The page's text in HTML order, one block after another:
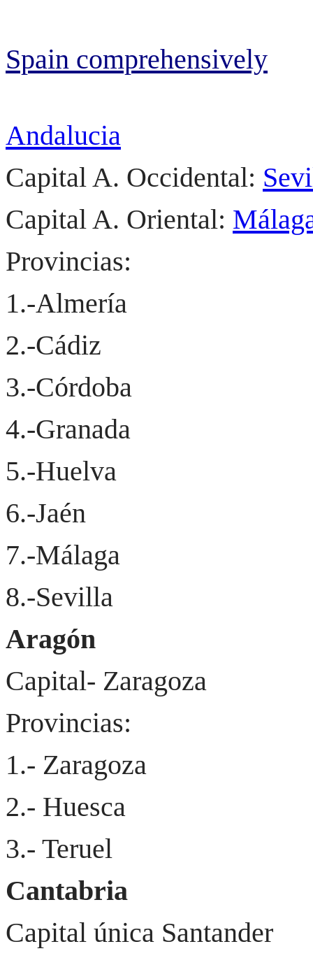
Spain comprehensively
Andalucia
Capital A. Occidental:
Capital A. Oriental:
Provincias:
1.-Almería
2.-Cádiz
3.-Córdoba
4.-Granada
5.-Huelva
6.-Jaén
7.-Málaga
8.-Sevilla
Aragón
Capital- Zaragoza
Provincias:
1.- Zaragoza
2.- Huesca
3.- Teruel
Cantabria
Capital única Santander